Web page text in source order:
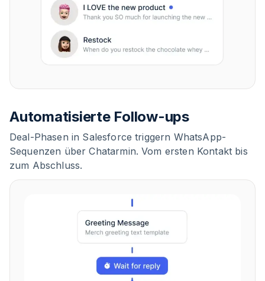
Automatisierte Follow-ups
Deal-Phasen in Salesforce triggern WhatsApp-
Sequenzen über Chatarmin. Vom ersten Kontakt bis
zum Abschluss.